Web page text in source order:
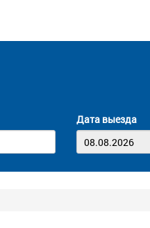
Дата выезда